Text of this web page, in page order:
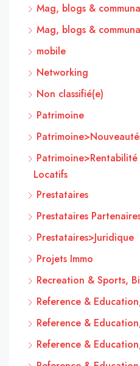
Mag, blogs &
Mag, blogs &
mobile
Networking
Non classifié(e)
Patrimoine
Patrimoine>Rentabilité
Locatifs
Prestataires
Prestataires
Prestataires>Juridique
Projets Immo
Recreation & Sports,
Reference &
Reference &
Reference &